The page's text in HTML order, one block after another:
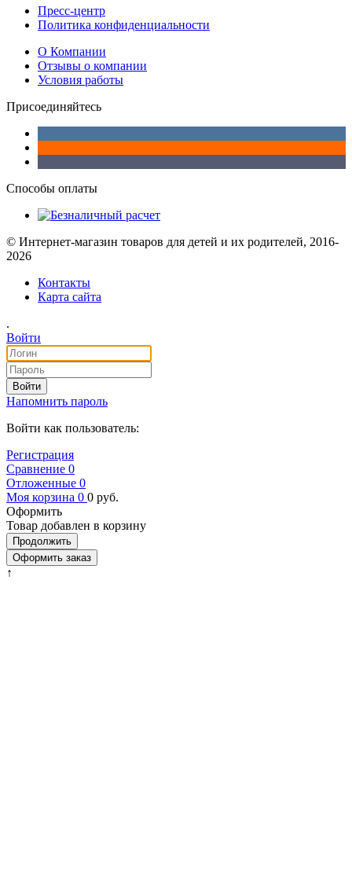
Пресс-центр
Политика конфиденциальности
О Компании
Отзывы о компании
Условия работы
Присоединяйтесь
Способы оплаты
© Интернет-магазин товаров для детей и их родителей, 2016-
2026
Контакты
Карта сайта
.
Войти
Войти
Напомнить пароль
Войти как пользователь:
Регистрация
Сравнение 0
Отложенные 0
Моя корзина 0 0 руб.
Оформить
Товар добавлен в корзину
Продолжить
Оформить заказ
↑